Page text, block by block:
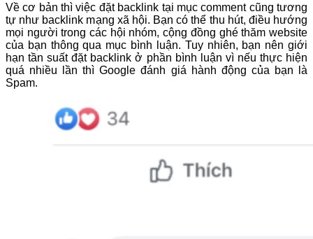
Về cơ bản thì việc đặt backlink tại mục comment cũng tương
tự như backlink mạng xã hội. Bạn có thể thu hút, điều hướng
mọi người trong các hội nhóm, cộng đồng ghé thăm website
của bạn thông qua mục bình luận. Tuy nhiên, bạn nên giới
hạn tần suất đặt backlink ở phần bình luận vì nếu thực hiện
quá nhiều lần thì Google đánh giá hành động của bạn là
Spam.